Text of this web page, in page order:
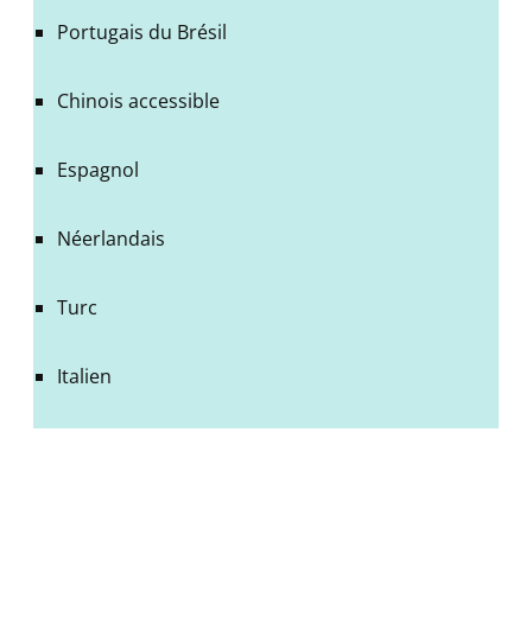
Portugais du Brésil
Chinois accessible
Espagnol
Néerlandais
Turc
Italien